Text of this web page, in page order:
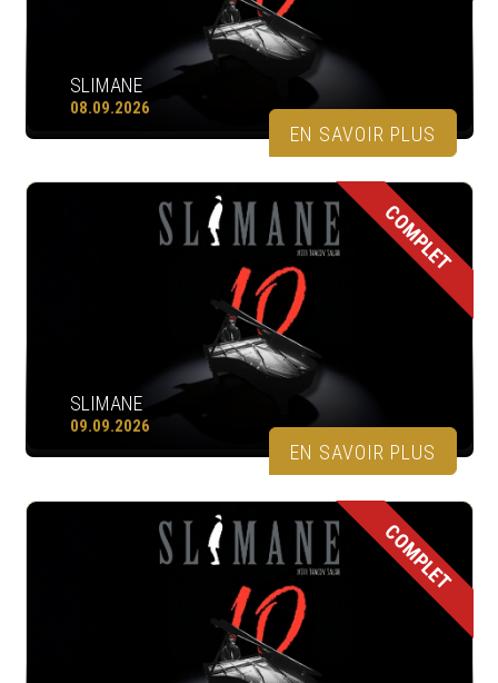
SLIMANE
08.09.2026
EN SAVOIR PLUS
COMPLET
SLIMANE
09.09.2026
EN SAVOIR PLUS
COMPLET